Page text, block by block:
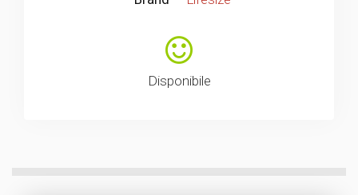
Disponibile